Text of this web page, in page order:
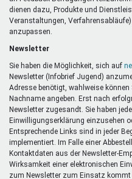
dienen dazu, Produkte und
Veranstaltungen,
anzupassen.
Newsletter
Sie haben die Möglichkeit, sich auf
Newsletter (Infobrief Jugend)
Adresse benötigt, wahlweise können
Nachname angeben. Erst nach
Newsletter zugesandt. Sie haben
Einwilligungserklärung einzusehen
Entsprechende Links sind in jeder
implementiert. Im Falle einer
Kontaktdaten aus der Newsletter-
Wirksamkeit einer elektronischen
zum Newsletter zum Einsatz